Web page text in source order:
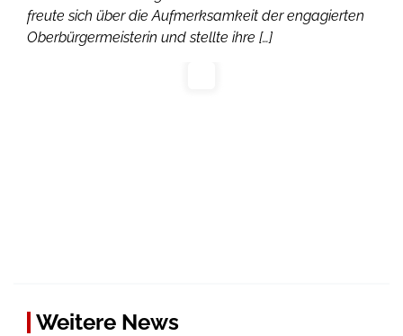
freute sich über die Aufmerksamkeit der engagierten
Oberbürgermeisterin und stellte ihre […]
Weitere News